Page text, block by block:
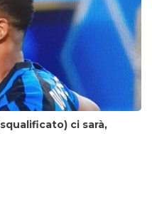
ci sarà,